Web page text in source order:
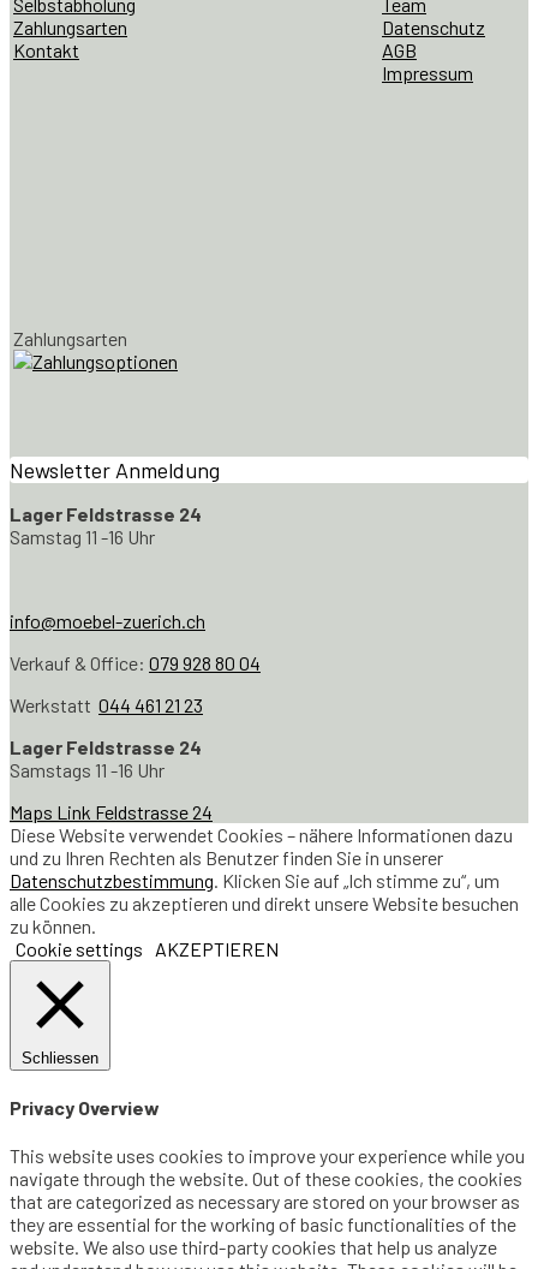
Zahlungsarten
Kontakt
Datenschutz
AGB
Impressum
Zahlungsarten
Newsletter Anmeldung
Lager Feldstrasse 24
Samstag 11 -16 Uhr
info@moebel-zuerich.ch
Verkauf & Office: 079 928 80 04
Werkstatt 044 461 21 23
Lager Feldstrasse 24
Samstags 11 -16 Uhr
Maps Link Feldstrasse 24
Diese Website verwendet Cookies – nähere Informationen dazu
und zu Ihren Rechten als Benutzer finden Sie in unserer
Datenschutzbestimmung . Klicken Sie auf „Ich stimme zu“, um
alle Cookies zu akzeptieren und direkt unsere Website besuchen
zu können.
Cookie settings
AKZEPTIEREN
Schliessen
Privacy Overview
This website uses cookies to improve your experience while you
navigate through the website. Out of these cookies, the cookies
that are categorized as necessary are stored on your browser as
they are essential for the working of basic functionalities of the
website. We also use third-party cookies that help us analyze